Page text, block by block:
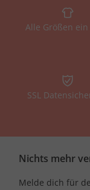
Alle Größen ein
SSL
Nichts mehr
Melde dich für